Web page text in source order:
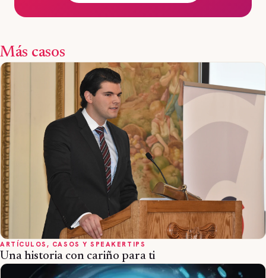
Más casos
ARTÍCULOS, CASOS Y SPEAKERTIPS
Una historia con cariño para ti